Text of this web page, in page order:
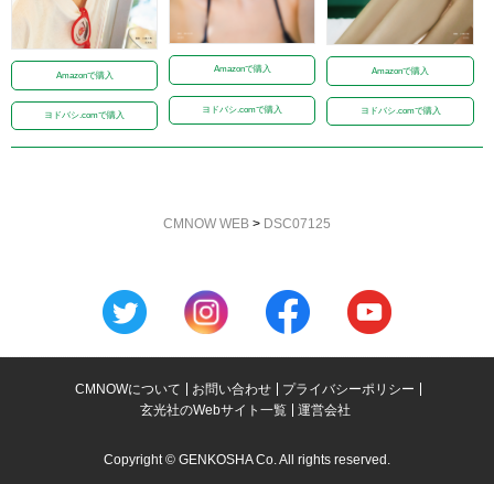
Amazonで購入
ヨドバシ.comで購入
Amazonで購入
ヨドバシ.comで購入
Amazonで購入
ヨドバシ.comで購入
CMNOW WEB > DSC07125
CMNOWについて お問い合わせ
プライバシーポリシー
玄光社のWebサイト一覧
運営会社
Copyright © GENKOSHA Co. All rights reserved.